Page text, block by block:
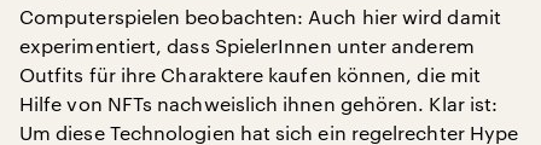
Computerspielen beobachten: Auch hier wird damit
experimentiert, dass SpielerInnen unter anderem
Outfits für ihre Charaktere kaufen können, die mit
Hilfe von NFTs nachweislich ihnen gehören. Klar ist:
Um diese Technologien hat sich ein regelrechter Hype